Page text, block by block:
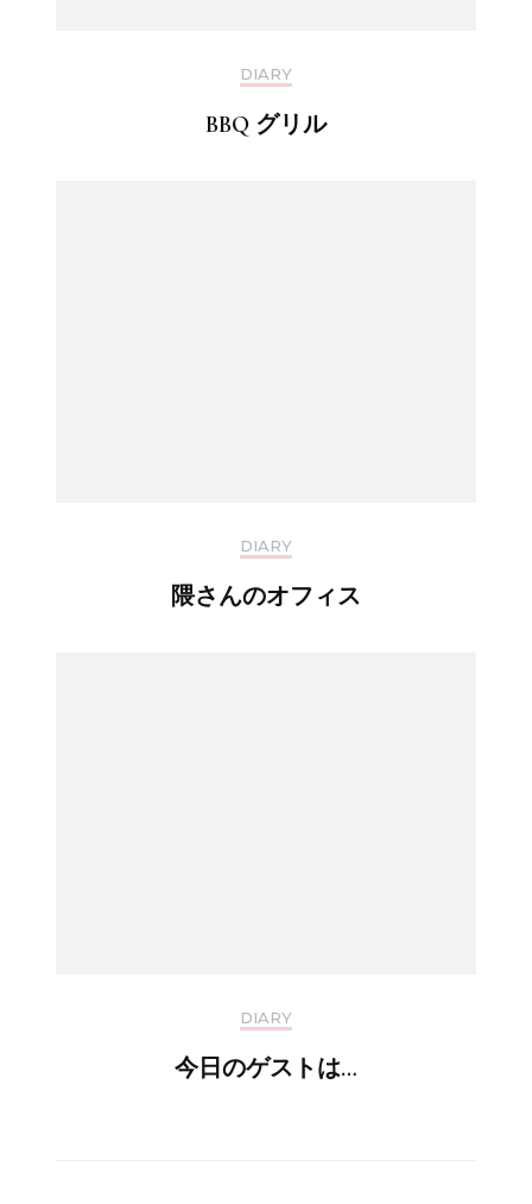
DIARY
BBQ グリル
DIARY
隈さんのオフィス
DIARY
今日のゲストは…